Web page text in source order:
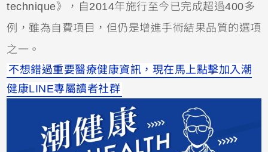
technique》，自2014年施行至今已完成超過400多
例，雖為自費項目，但仍是增進手術結果品質的選項
之一。
不想錯過重要醫療健康資訊，現在馬上點擊加入潮
健康LINE專屬讀者社群